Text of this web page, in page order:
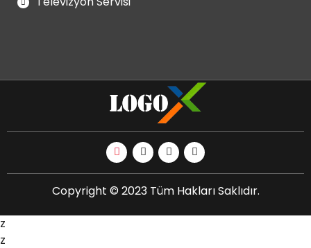
Copyright © 2023 Tüm Hakları Saklıdır.
z
z